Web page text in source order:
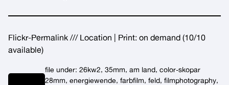
Flickr-Permalink /// Location | Print: on demand (10/10
available)
file under: 26kw2, 35mm, am land, color-skopar
28mm, energiewende, farbfilm, feld, filmphotography